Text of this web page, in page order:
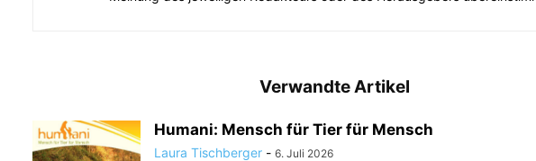
Verwandte Artikel
Humani: Mensch für Tier für Mensch
Laura Tischberger - 6. Juli 2026